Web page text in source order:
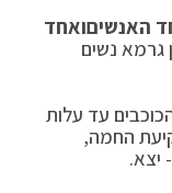
האנשיםואחד
נשים
עד עלות
החמה,
יצא.